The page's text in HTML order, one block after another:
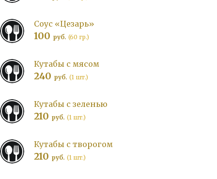
Соус «Цезарь»
100 руб. (60 гр.)
Кутабы с мясом
240 руб. (1 шт.)
Кутабы с зеленью
210 руб. (1 шт.)
Кутабы с творогом
210 руб. (1 шт.)